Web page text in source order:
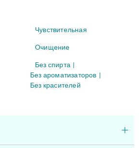
Чувствительная
Очищение
Без спирта
Без ароматизаторов
Без красителей